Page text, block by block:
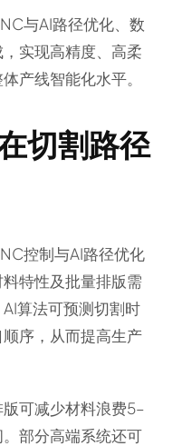
与AI路径优化、数
实现高精度、高柔
产线智能化水平。
切割路径
控制与AI路径优化
特性及批量排版需
算法可预测切割时
序，从而提高生产
可减少材料浪费5–
部分高端系统还可